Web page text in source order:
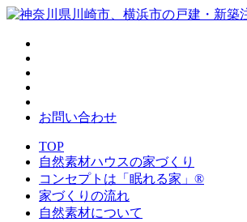
お問い合わせ
TOP
自然素材ハウスの家づくり
コンセプトは「眠れる家」®
家づくりの流れ
自然素材について